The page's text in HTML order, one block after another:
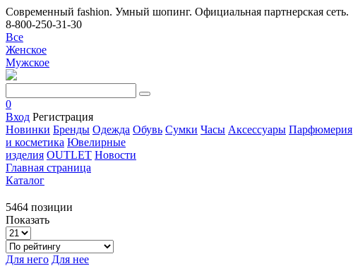
Современный fashion. Умный шопинг. Официальная партнерская сеть.
8-800-250-31-30
Все
Женское
Мужское
0
Вход Регистрация
Новинки Бренды Одежда Обувь Сумки Часы Аксессуары Парфюмерия
и косметика Ювелирные
изделия OUTLET Новости
Главная страница
Каталог
5464 позиции
Показать
Для него Для нее